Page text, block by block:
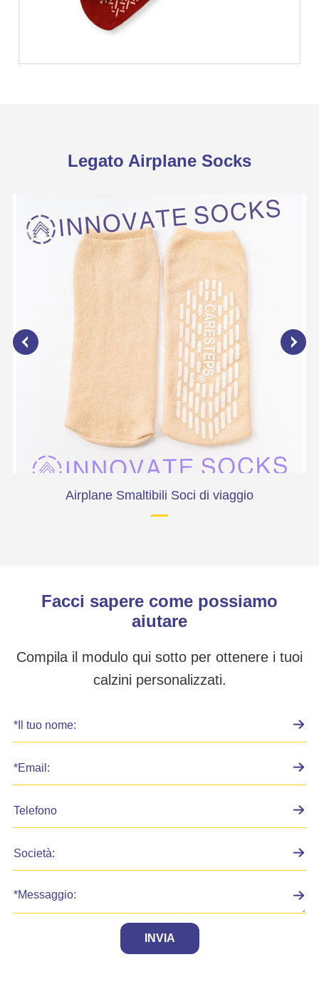
Legato Airplane Socks
Airplane Smaltibili Soci di viaggio
Facci sapere come possiamo
aiutare
Compila il modulo qui sotto per ottenere i tuoi
calzini personalizzati.
INVIA